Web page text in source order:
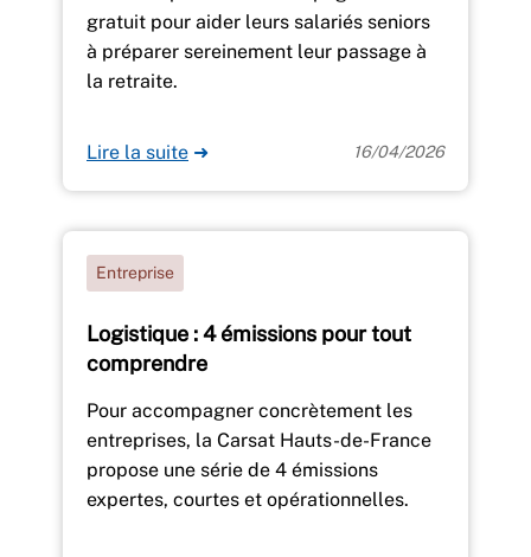
gratuit pour aider leurs salariés seniors
à préparer sereinement leur passage à
la retraite.
Lire la suite ➜ 16/04/2026
Logistique : 4 émissions pour tout
comprendre
Entreprise
Pour accompagner concrètement les
entreprises, la Carsat Hauts-de-France
propose une série de 4 émissions
expertes, courtes et opérationnelles.